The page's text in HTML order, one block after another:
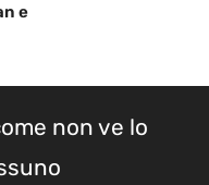
e
non ve lo